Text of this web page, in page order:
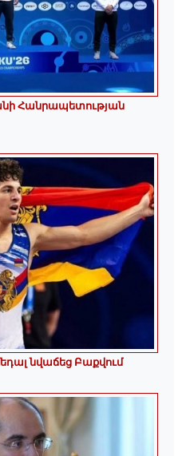
Հանրապետության
նվաճեց Բաքվում